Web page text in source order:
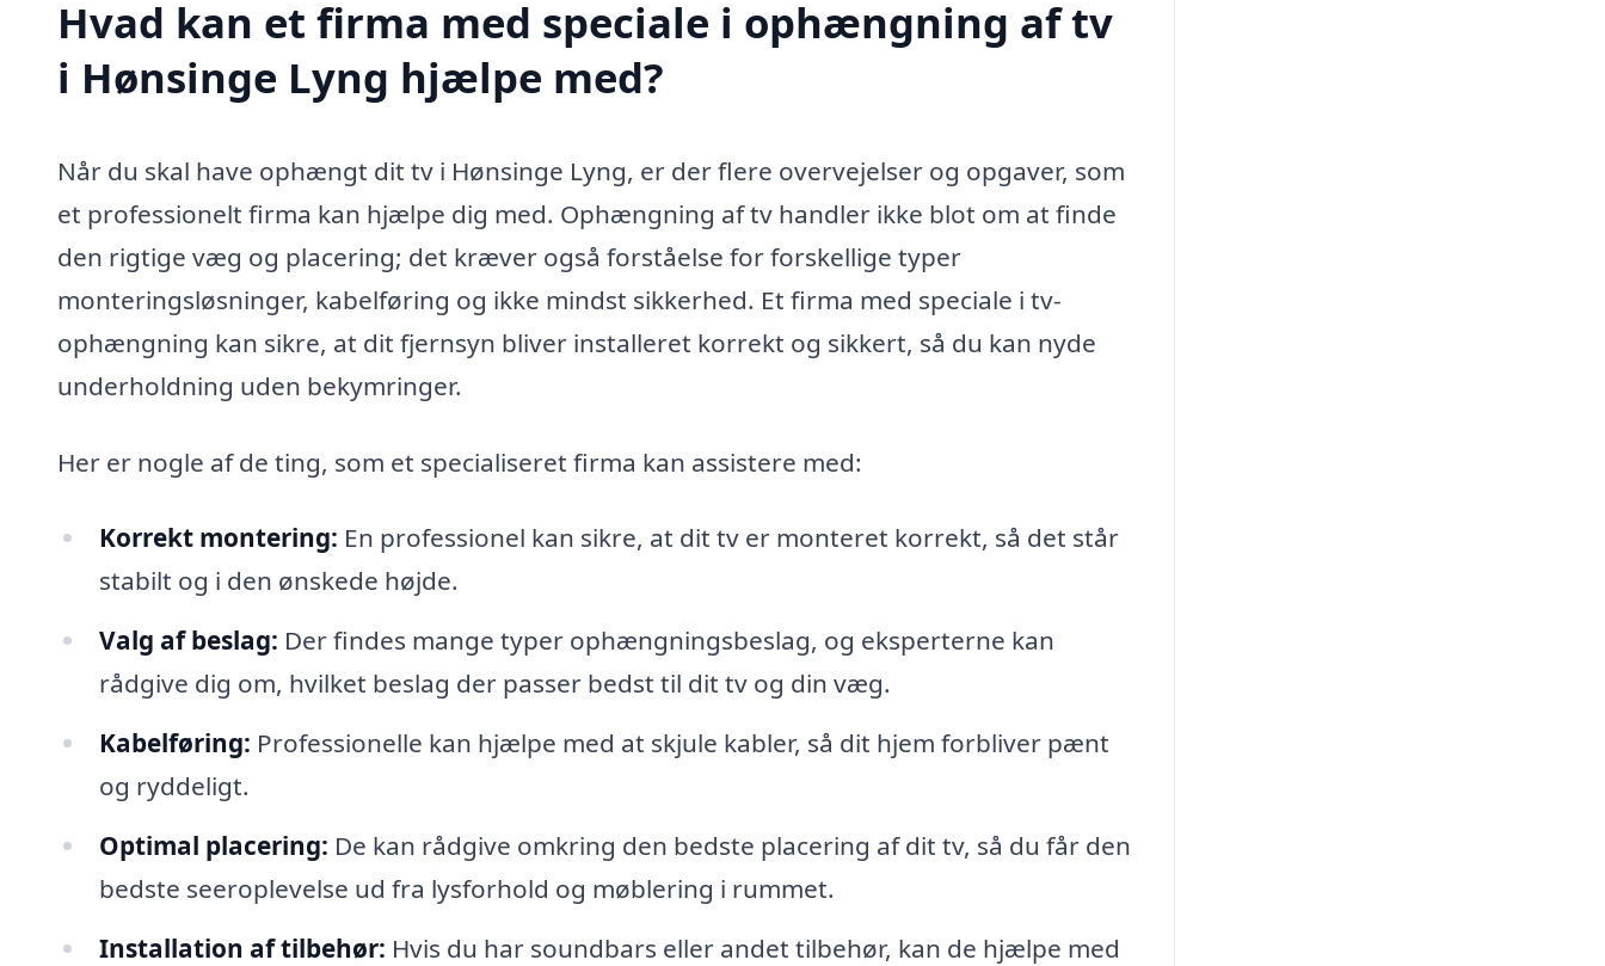
Hvad kan et firma med speciale i ophængning af tv
i Hønsinge Lyng hjælpe med?
Når du skal have ophængt dit tv i Hønsinge Lyng, er der flere overvejelser og opgaver, som
et professionelt firma kan hjælpe dig med. Ophængning af tv handler ikke blot om at finde
den rigtige væg og placering; det kræver også forståelse for forskellige typer
monteringsløsninger, kabelføring og ikke mindst sikkerhed. Et firma med speciale i tv-
ophængning kan sikre, at dit fjernsyn bliver installeret korrekt og sikkert, så du kan nyde
underholdning uden bekymringer.
Her er nogle af de ting, som et specialiseret firma kan assistere med:
Korrekt montering: En professionel kan sikre, at dit tv er monteret korrekt, så det står
stabilt og i den ønskede højde.
Valg af beslag: Der findes mange typer ophængningsbeslag, og eksperterne kan
rådgive dig om, hvilket beslag der passer bedst til dit tv og din væg.
Kabelføring: Professionelle kan hjælpe med at skjule kabler, så dit hjem forbliver pænt
og ryddeligt.
Optimal placering: De kan rådgive omkring den bedste placering af dit tv, så du får den
bedste seeroplevelse ud fra lysforhold og møblering i rummet.
Installation af tilbehør: Hvis du har soundbars eller andet tilbehør, kan de hjælpe med